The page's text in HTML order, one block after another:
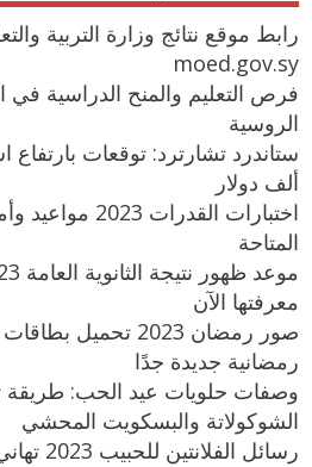
رابط موقع نتائج وزارة التربية
moed.gov.sy
فرص التعليم والمنح الدراسية في
الروسية
ألف دولار
اختبارات
المتاحة
معرفتها الآن
صور رمضان 2023
رمضانية جديدة جدًا
وصفات حلويات عيد الحب:
الشوكولاتة والبسكويت المحشي
رسائل الفلانتين للحبيب 2023 تهاني عيد حب سعيد للعشاق